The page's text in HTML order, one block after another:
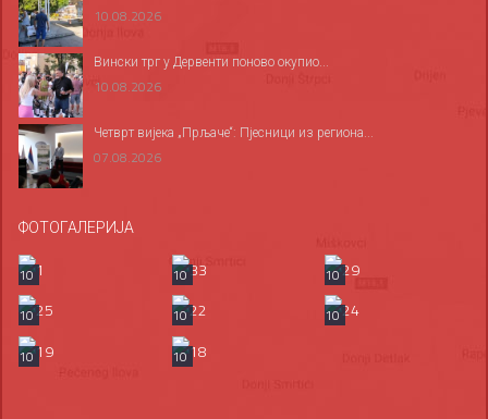
10.08.2026
Вински трг у Дервенти поново окупио...
10.08.2026
Четврт вијека „Прљаче“: Пјесници из региона...
07.08.2026
ФОТОГАЛЕРИЈА
10 10
10
10
10
10
10
10